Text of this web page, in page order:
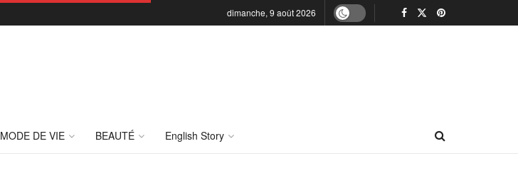
dimanche, 9 août 2026
MODE DE VIE BEAUTÉ English Story